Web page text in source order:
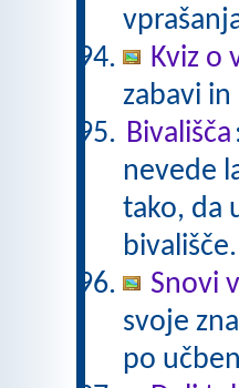
Kviz o
zabavi
Bivališča
nevede
tako, da
Snovi
svoje
po